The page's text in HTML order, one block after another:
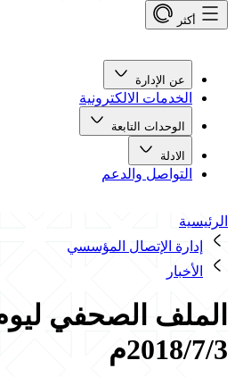
أكثر
عن الإدارة
الخدمات الالكترونية
الوحدات التابعة
الادلة
التواصل والدعم
الرئيسية
إدارة الإتصال المؤسسي
الأخبار
الملف الصحفي ليوم
2018/7/3م